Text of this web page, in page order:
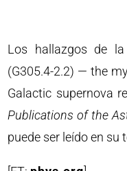
Los hallazgos de la
(G305.4-2.2) — the
Galactic supernova
Publications of the
puede ser leído en